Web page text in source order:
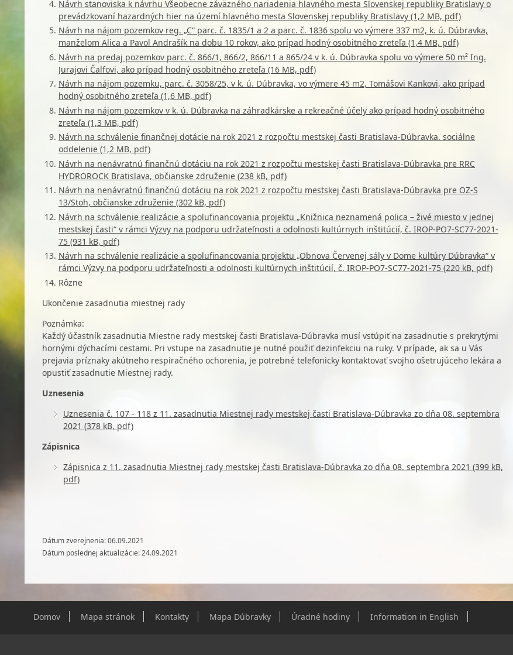
Návrh stanoviska k návrhu Všeobecne záväzného nariadenia hlavného mesta Slovenskej republiky Bratislavy o
prevádzkovaní hazardných hier na území hlavného mesta Slovenskej republiky Bratislavy (1,2 MB, pdf)
Návrh na nájom pozemkov reg. „C“ parc. č. 1835/1 a 2 a parc. č. 1836 spolu vo výmere 337 m2, k. ú. Dúbravka,
manželom Alica a Pavol Andrašík na dobu 10 rokov, ako prípad hodný osobitného zreteľa (1,4 MB, pdf)
Návrh na predaj pozemkov parc. č. 866/1, 866/2, 866/11 a 865/24 v k. ú. Dúbravka spolu vo výmere 50 m² Ing.
Jurajovi Čalfovi, ako prípad hodný osobitného zreteľa (16 MB, pdf)
Návrh na nájom pozemku, parc. č. 3058/25, v k. ú. Dúbravka, vo výmere 45 m2, Tomášovi Kankovi, ako prípad
hodný osobitného zreteľa (1,6 MB, pdf)
Návrh na nájom pozemkov v k. ú. Dúbravka na záhradkárske a rekreačné účely ako prípad hodný osobitného
zreteľa (1,3 MB, pdf)
Návrh na schválenie finančnej dotácie na rok 2021 z rozpočtu mestskej časti Bratislava-Dúbravka. sociálne
oddelenie (1,2 MB, pdf)
Návrh na nenávratnú finančnú dotáciu na rok 2021 z rozpočtu mestskej časti Bratislava-Dúbravka pre RRC
HYDROROCK Bratislava, občianske združenie (238 kB, pdf)
Návrh na nenávratnú finančnú dotáciu na rok 2021 z rozpočtu mestskej časti Bratislava-Dúbravka pre OZ-S
13/Stoh, občianske združenie (302 kB, pdf)
Návrh na schválenie realizácie a spolufinancovania projektu „Knižnica neznamená polica – živé miesto v jednej
mestskej časti“ v rámci Výzvy na podporu udržateľnosti a odolnosti kultúrnych inštitúcií, č. IROP-PO7-SC77-2021-
75 (931 kB, pdf)
Návrh na schválenie realizácie a spolufinancovania projektu „Obnova Červenej sály v Dome kultúry Dúbravka“ v
rámci Výzvy na podporu udržateľnosti a odolnosti kultúrnych inštitúcií, č. IROP-PO7-SC77-2021-75 (220 kB, pdf)
Rôzne
Ukončenie zasadnutia miestnej rady
Poznámka:
Každý účastník zasadnutia Miestne rady mestskej časti Bratislava-Dúbravka musí vstúpiť na zasadnutie s prekrytými
hornými dýchacími cestami. Pri vstupe na zasadnutie je nutné použiť dezinfekciu na ruky. V prípade, ak sa u Vás
prejavia príznaky akútneho respiračného ochorenia, je potrebné telefonicky kontaktovať svojho ošetrujúceho lekára a
opustiť zasadnutie Miestnej rady.
Uznesenia
Uznesenia č. 107 - 118 z 11. zasadnutia Miestnej rady mestskej časti Bratislava-Dúbravka zo dňa 08. septembra
2021 (378 kB, pdf)
Zápisnica
Zápisnica z 11. zasadnutia Miestnej rady mestskej časti Bratislava-Dúbravka zo dňa 08. septembra 2021 (399 kB,
pdf)
Dátum zverejnenia: 06.09.2021
Dátum poslednej aktualizácie: 24.09.2021
Domov Mapa stránok Kontakty Mapa Dúbravky Úradné hodiny Information in English